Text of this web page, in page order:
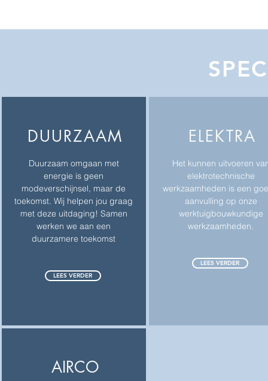
DUURZAAM
Duurzaam omgaan met
energie is geen
modeverschijnsel, maar de
toekomst. Wij helpen jou graag
met deze uitdaging! Samen
werken we aan een
duurzamere toekomst
LEES VERDER
ELEKTRA
Het kunnen uitvoeren
elektrotechnische
werkzaamheden is een
aanvulling op onze
werktuigbouwkundige
werkzaamheden.
LEES VERDER
AIRCO